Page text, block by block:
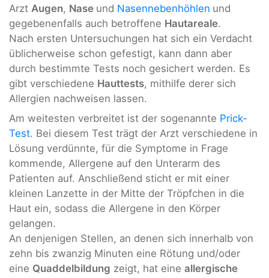
Arzt Augen, Nase und Nasennebenhöhlen und
gegebenenfalls auch betroffene Hautareale.
Nach ersten Untersuchungen hat sich ein Verdacht
üblicherweise schon gefestigt, kann dann aber
durch bestimmte Tests noch gesichert werden. Es
gibt verschiedene Hauttests, mithilfe derer sich
Allergien nachweisen lassen.
Am weitesten verbreitet ist der sogenannte Prick-
Test. Bei diesem Test trägt der Arzt verschiedene in
Lösung verdünnte, für die Symptome in Frage
kommende, Allergene auf den Unterarm des
Patienten auf. Anschließend sticht er mit einer
kleinen Lanzette in der Mitte der Tröpfchen in die
Haut ein, sodass die Allergene in den Körper
gelangen.
An denjenigen Stellen, an denen sich innerhalb von
zehn bis zwanzig Minuten eine Rötung und/oder
eine Quaddelbildung zeigt, hat eine allergische